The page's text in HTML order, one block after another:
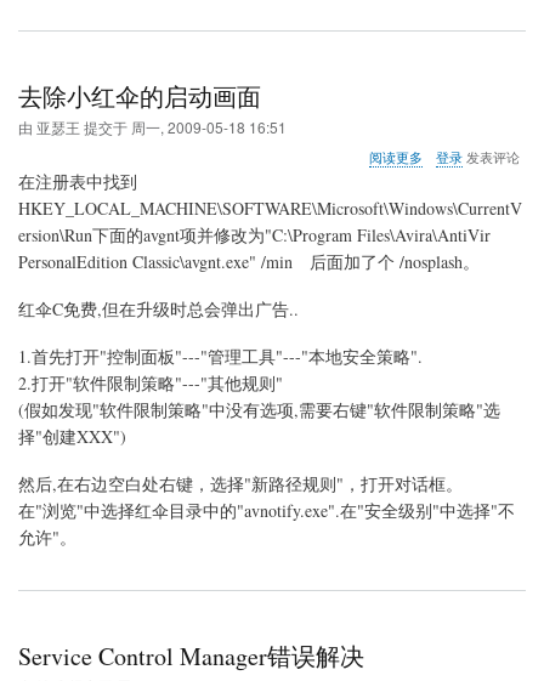
去除小红伞的启动画面
由 亚瑟王 提交于 周一, 2009-05-18 16:51
阅读更多
除
小
红
登录发表评论
在注册表中找到
HKEY_LOCAL_MACHINE\SOFTWARE\Microsoft\Windows\CurrentV
ersion\Run下面的avgnt项并修改为"C:\Program Files\Avira\AntiVir
PersonalEdition Classic\avgnt.exe" /min 后面加了个 /nosplash。
红伞C免费,但在升级时总会弹出广告..
1.首先打开"控制面板"---"管理工具"---"本地安全策略".
2.打开"软件限制策略"---"其他规则"
(假如发现"软件限制策略"中没有选项,需要右键"软件限制策略"选
择"创建XXX")
然后,在右边空白处右键，选择"新路径规则"，打开对话框。
在"浏览"中选择红伞目录中的"avnotify.exe".在"安全级别"中选择"不
允许"。
Service Control Manager错误解决